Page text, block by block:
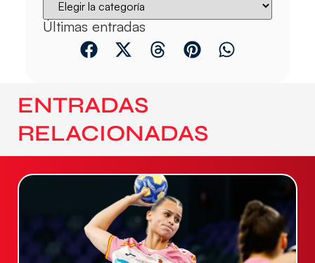
Últimas entradas
ENTRADAS
RELACIONADAS